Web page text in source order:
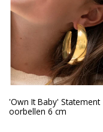
'Own It Baby' Statement
oorbellen 6 cm